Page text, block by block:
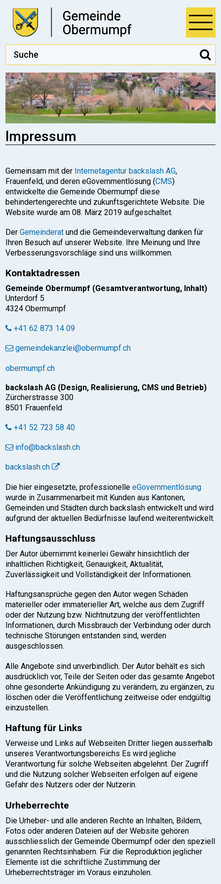
Suchbegriff
Hauptnavigation
lmpressum
Gemeinsam mit der Internetagentur backslash AG,
Frauenfeld, und deren eGovernmentlösung (CMS)
entwickelte die Gemeinde Obermumpf diese
behindertengerechte und zukunftsgerichtete Website. Die
Website wurde am 08. März 2019 aufgeschaltet.
Der Gemeinderatund die Gemeindeverwaltung danken für
Ihren Besuch auf unserer Website. Ihre Meinung und Ihre
Verbesserungsvorschläge sind uns willkommen.
Kontaktadressen
Gemeinde Obermumpf (Gesamtverantwortung, Inhalt)
Unterdorf 5
4324 Obermumpf
+41 62 873 14 09
gemeindekanzlei@obermumpf.ch
obermumpf.ch
backslash AG (Design, Realisierung, CMS und Betrieb)
Zürcherstrasse 300
8501 Frauenfeld
+41 52 723 58 40
info@backslash.ch
backslash.ch
Die hier eingesetzte, professionelle eGovernmentlösung
wurde in Zusammenarbeit mit Kunden aus Kantonen,
Gemeinden und Städten durch backslash entwickelt und wird
aufgrund der aktuellen Bedürfnisse laufend weiterentwickelt.
Haftungsausschluss
Der Autor übernimmt keinerlei Gewähr hinsichtlich der
inhaltlichen Richtigkeit, Genauigkeit, Aktualität,
Zuverlässigkeit und Vollständigkeit der Informationen.
Haftungsansprüche gegen den Autor wegen Schäden
materieller oder immaterieller Art, welche aus dem Zugriff
oder der Nutzung bzw. Nichtnutzung der veröffentlichten
Informationen, durch Missbrauch der Verbindung oder durch
technische Störungen entstanden sind, werden
ausgeschlossen.
Alle Angebote sind unverbindlich. Der Autor behält es sich
ausdrücklich vor, Teile der Seiten oder das gesamte Angebot
ohne gesonderte Ankündigung zu verändern, zu ergänzen, zu
löschen oder die Veröffentlichung zeitweise oder endgültig
einzustellen.
Haftung für Links
Verweise und Links auf Webseiten Dritter liegen ausserhalb
unseres Verantwortungsbereichs Es wird jegliche
Verantwortung für solche Webseiten abgelehnt. Der Zugriff
und die Nutzung solcher Webseiten erfolgen auf eigene
Gefahr des Nutzers oder der Nutzerin.
Urheberrechte
Die Urheber- und alle anderen Rechte an Inhalten, Bildern,
Fotos oder anderen Dateien auf der Website gehören
ausschliesslich der Gemeinde Obermumpf oder den speziell
genannten Rechtsinhabern. Für die Reproduktion jeglicher
Elemente ist die schriftliche Zustimmung der
Urheberrechtsträger im Voraus einzuholen.